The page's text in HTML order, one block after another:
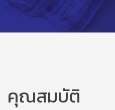
คุณสมบัติ